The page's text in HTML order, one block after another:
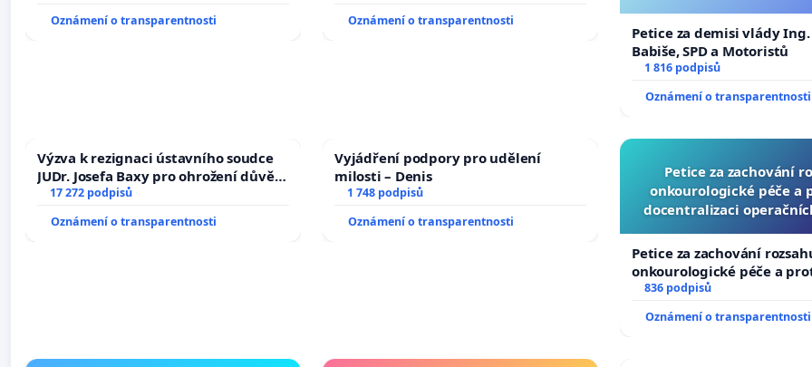
Oznámení o transparentnosti
Oznámení o transparentnosti
Petice za demisi vlády
Babiše, SPD a Motoristů
1 816 podpisů
Oznámení o transparentnosti
Výzva k rezignaci ústavního soudce
JUDr. Josefa Baxy pro ohrožení důvěry
ve spravedlivý proces
17 272 podpisů
Oznámení o transparentnosti
Vyjádření podpory pro udělení
milosti – Denis
1 748 podpisů
Oznámení o transparentnosti
Petice za zachování
onkourologické péče a
docentralizaci
Petice za zachování
onkourologické péče a
docentralizaci operačních
836 podpisů
Oznámení o transparentnosti